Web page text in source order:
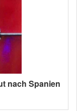
nach Spanien